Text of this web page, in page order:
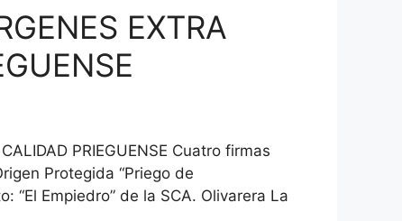
EXTRA
PRIEGUENSE Cuatro firmas
Protegida “Priego de
“El Empiedro” de la SCA. Olivarera La